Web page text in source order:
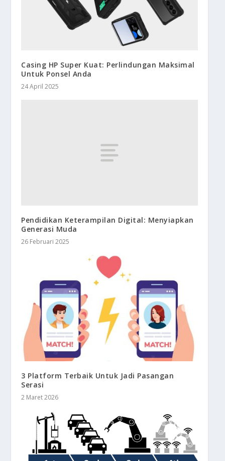
Casing HP Super Kuat: Perlindungan Maksimal
Untuk Ponsel Anda
24 April 2025
Pendidikan Keterampilan Digital: Menyiapkan
Generasi Muda
26 Februari 2025
3 Platform Terbaik Untuk Jadi Pasangan
Serasi
2 Maret 2026